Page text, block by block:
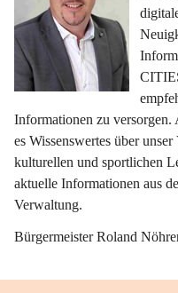
Informationen zu
es Wissenswertes über
kulturellen und sportlichen
aktuelle Informationen aus
Verwaltung.
Bürgermeister Roland